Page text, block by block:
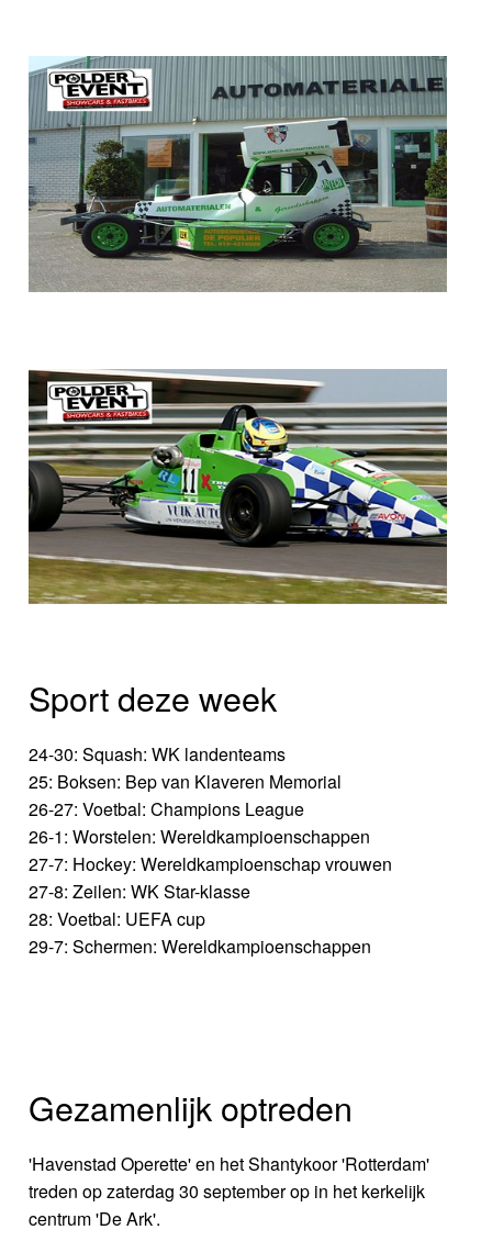
Sport deze week
24-30: Squash: WK landenteams
25: Boksen: Bep van Klaveren Memorial
26-27: Voetbal: Champions League
26-1: Worstelen: Wereldkampioenschappen
27-7: Hockey: Wereldkampioenschap vrouwen
27-8: Zeilen: WK Star-klasse
28: Voetbal: UEFA cup
29-7: Schermen: Wereldkampioenschappen
Gezamenlijk optreden
'Havenstad Operette' en het Shantykoor 'Rotterdam'
treden op zaterdag 30 september op in het kerkelijk
centrum 'De Ark'.